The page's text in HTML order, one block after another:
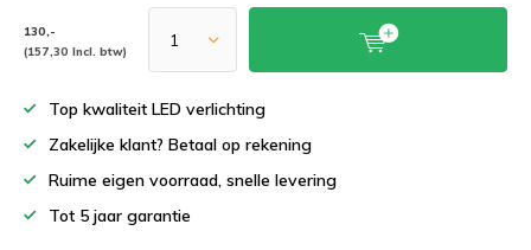
130,-
(157,30 Incl. btw)
Top kwaliteit LED verlichting
Zakelijke klant? Betaal op rekening
Ruime eigen voorraad, snelle levering
Tot 5 jaar garantie